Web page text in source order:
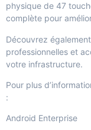
physique de 47
complète pour
Découvrez
professionnelles et
votre infrastructure.
Pour plus
:
Android Enterprise